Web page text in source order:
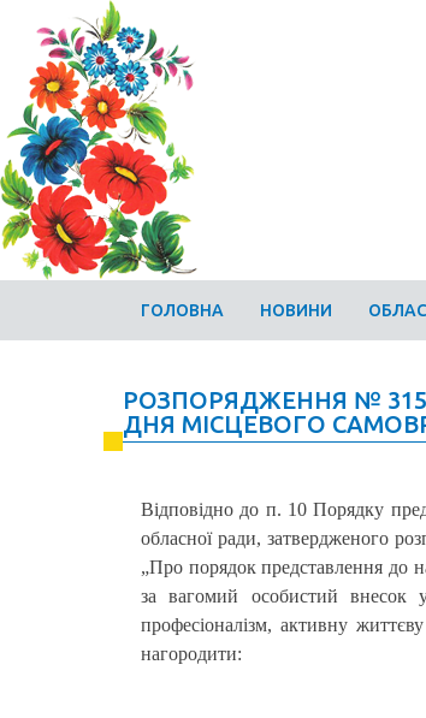
ГОЛОВНА НОВИНИ
РОЗПОРЯДЖЕННЯ №
ДНЯ МІСЦЕВОГО
Відповідно до п. 10 Порядку
обласної ради, затвердженого
„Про порядок представлення до
за вагомий особистий внесок
професіоналізм, активну
нагородити: